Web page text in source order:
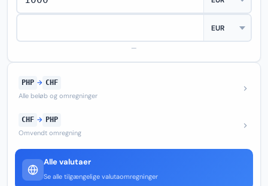
—
PHP → CHF
Alle beløb og omregninger
CHF → PHP
Omvendt omregning
Alle valutaer
Se alle tilgængelige valutaomregninger